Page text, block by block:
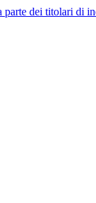
parte dei titolari